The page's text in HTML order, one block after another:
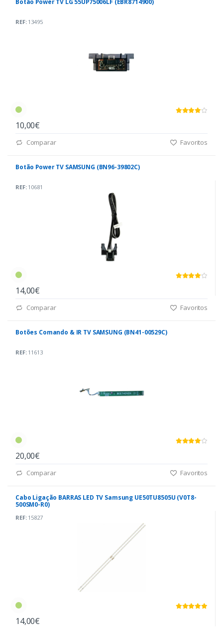
REF:13495
10,00€
Comparar Favoritos
Botão Power TV SAMSUNG (BN96-39802C)
REF:10681
14,00€
Comparar Favoritos
Botões Comando & IR TV SAMSUNG (BN41-00529C)
REF:11613
20,00€
Comparar Favoritos
Cabo Ligação BARRAS LED TV Samsung UE50TU8505U (V0T8-
500SM0-R0)
REF:15827
14,00€